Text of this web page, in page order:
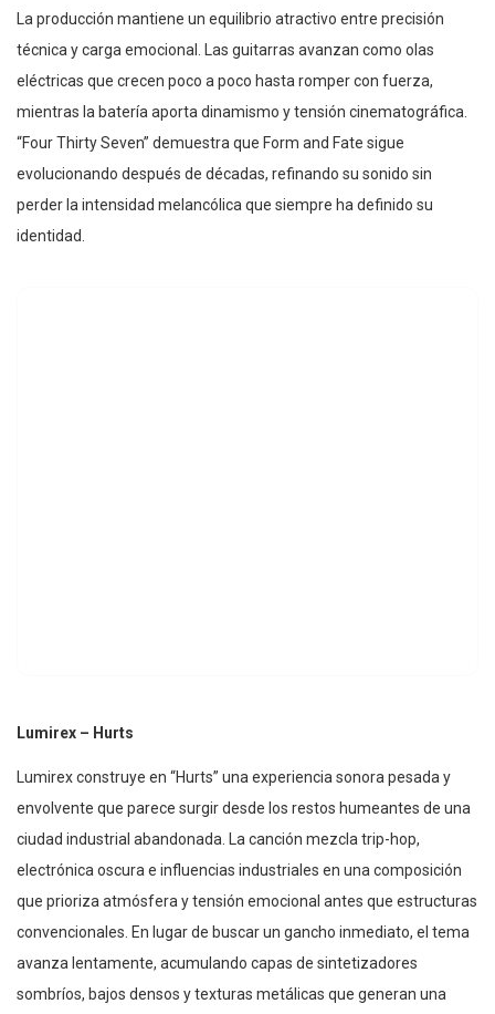
La producción mantiene un equilibrio atractivo entre precisión
técnica y carga emocional. Las guitarras avanzan como olas
eléctricas que crecen poco a poco hasta romper con fuerza,
mientras la batería aporta dinamismo y tensión cinematográfica.
“Four Thirty Seven” demuestra que Form and Fate sigue
evolucionando después de décadas, refinando su sonido sin
perder la intensidad melancólica que siempre ha definido su
identidad.
Lumirex – Hurts
Lumirex construye en “Hurts” una experiencia sonora pesada y
envolvente que parece surgir desde los restos humeantes de una
ciudad industrial abandonada. La canción mezcla trip-hop,
electrónica oscura e influencias industriales en una composición
que prioriza atmósfera y tensión emocional antes que estructuras
convencionales. En lugar de buscar un gancho inmediato, el tema
avanza lentamente, acumulando capas de sintetizadores
sombríos, bajos densos y texturas metálicas que generan una